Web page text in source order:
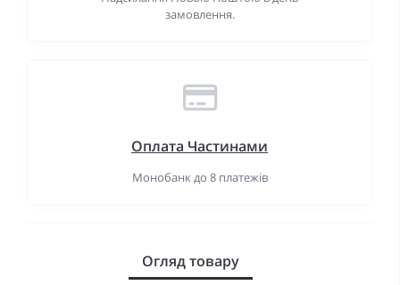
замовлення.
Оплата Частинами
Монобанк до 8 платежів
Огляд товару